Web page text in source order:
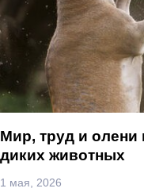
Мир, труд и олени
диких животных
1 мая, 2026